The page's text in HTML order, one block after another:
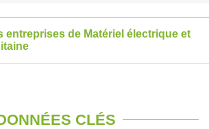
entreprises de Matériel électrique et
CLÉS